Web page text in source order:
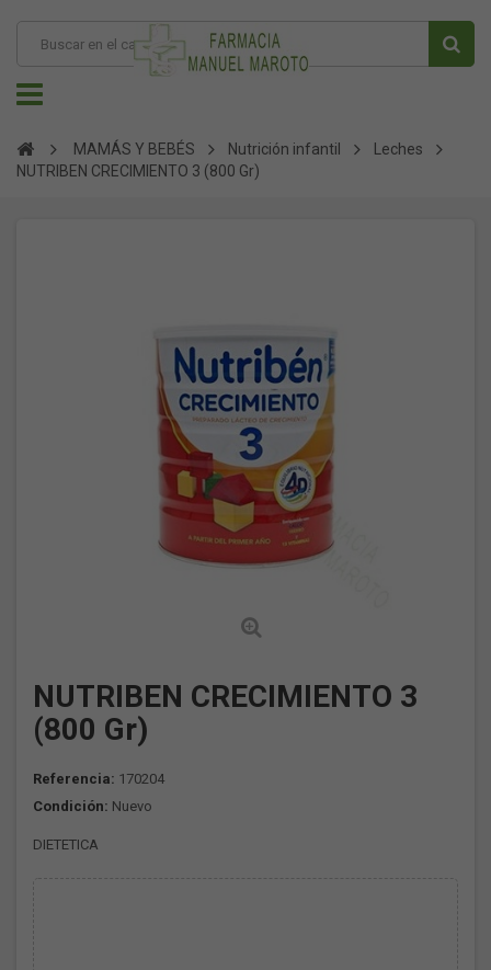
MAMÁS Y BEBÉS Nutrición infantil
Leches
NUTRIBEN CRECIMIENTO 3 (800 Gr)
NUTRIBEN CRECIMIENTO 3
(800 Gr)
Referencia: 170204
Condición: Nuevo
DIETETICA